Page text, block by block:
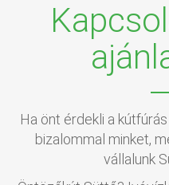
Ha önt érdekli a
bizalommal minket,
vállalunk